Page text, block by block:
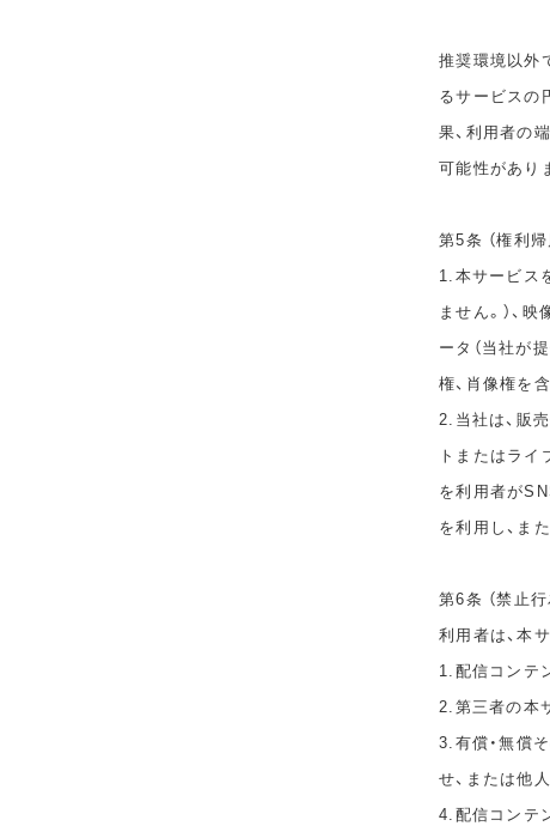
推奨環境以外
るサービスの
果、利用者の
可能性があり
第5条 （権利帰
1.本サービス
ません。）、
ータ（当社が
権、肖像権を
2.当社は、販
トまたはライ
を利用者が
を利用し、ま
第6条 （禁止行
利用者は、本
1.配信コンテ
2.第三者の本
3.有償・無償
せ、または他
4.配信コンテ